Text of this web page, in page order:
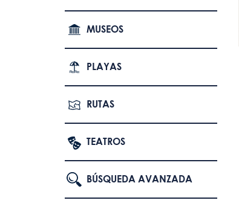
MUSEOS
PLAYAS
RUTAS
TEATROS
BÚSQUEDA AVANZADA